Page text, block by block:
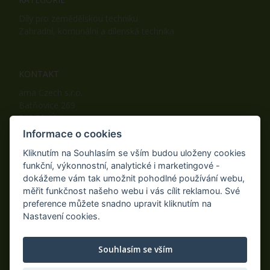
KONTAKT
542 32, Úpice
Telefon: +420 498 100 050
Fax: +420 498 100 051
E-mail:info@ama-zahrada.cz
Web:www.ama-zahrada.cz
NAJDETE NÁS TAKÉ NA:
Informace o cookies
Kliknutím na Souhlasím se vším budou uloženy cookies
funkční, výkonnostní, analytické i marketingové -
dokážeme vám tak umožnit pohodlné používání webu,
měřit funkčnost našeho webu i vás cílit reklamou. Své
preference můžete snadno upravit kliknutím na
Nastavení cookies.
Souhlasím se vším